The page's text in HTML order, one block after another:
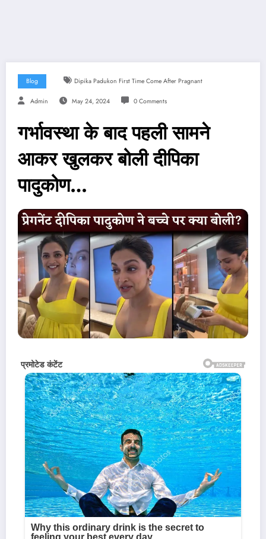
Blog Dipika Padukon First Time Come After Pragnant
Admin May 24, 2024 0 Comments
गर्भावस्था के बाद पहली सामने
आकर खुलकर बोली दीपिका
पादुकोण…